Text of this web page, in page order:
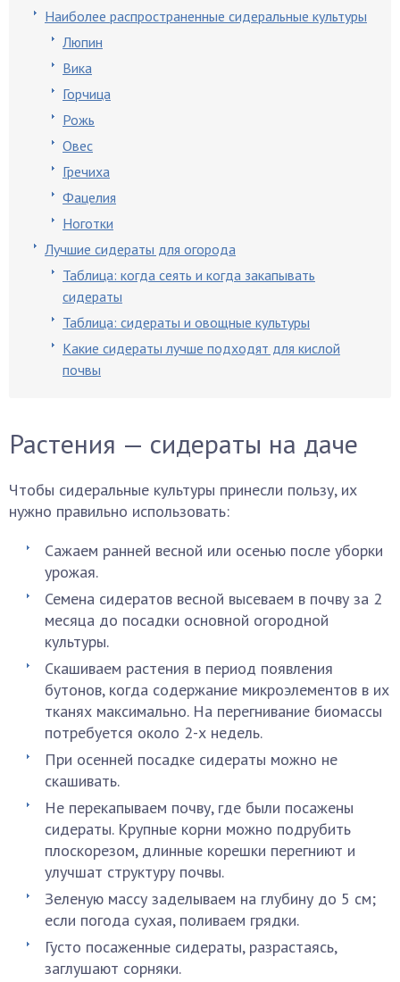
Наиболее распространенные сидеральные культуры
Люпин
Вика
Горчица
Рожь
Овес
Гречиха
Фацелия
Ноготки
Лучшие сидераты для огорода
Таблица: когда сеять и когда закапывать
сидераты
Таблица: сидераты и овощные культуры
Какие сидераты лучше подходят для кислой
почвы
Растения — сидераты на даче
Чтобы сидеральные культуры принесли пользу, их
нужно правильно использовать:
Сажаем ранней весной или осенью после уборки
урожая.
Семена сидератов весной высеваем в почву за 2
месяца до посадки основной огородной
культуры.
Скашиваем растения в период появления
бутонов, когда содержание микроэлементов в их
тканях максимально. На перегнивание биомассы
потребуется около 2-х недель.
При осенней посадке сидераты можно не
скашивать.
Не перекапываем почву, где были посажены
сидераты. Крупные корни можно подрубить
плоскорезом, длинные корешки перегниют и
улучшат структуру почвы.
Зеленую массу заделываем на глубину до 5 см;
если погода сухая, поливаем грядки.
Густо посаженные сидераты, разрастаясь,
заглушают сорняки.